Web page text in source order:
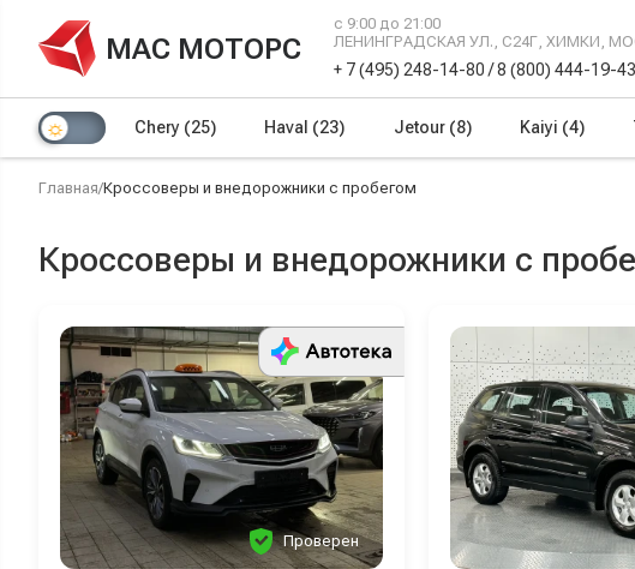
МАС МОТОРС
с 9:00 до 21:00
ЛЕНИНГРАДСКАЯ УЛ., С24Г, ХИМКИ,
+ 7 (495) 248-14-80 /8 (800) 444-19-43
Chery (25) Haval (23) Jetour (8) Kaiyi (4)
Главная/Кроссоверы и внедорожники с пробегом
Кроссоверы и внедорожники с
Проверен